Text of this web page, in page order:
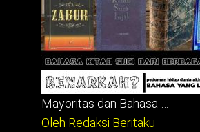
Mayoritas dan Bahasa …
Oleh Redaksi Beritaku